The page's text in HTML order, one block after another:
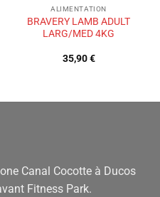
ALIMENTATION
BRAVERY LAMB ADULT
LARG/MED 4KG
35,90€
Canal Cocotte à Ducos
Fitness Park.